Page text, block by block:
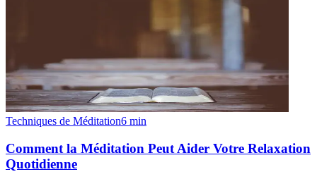
Techniques de Méditation6 min
Comment la Méditation Peut Aider Votre Relaxation
Quotidienne